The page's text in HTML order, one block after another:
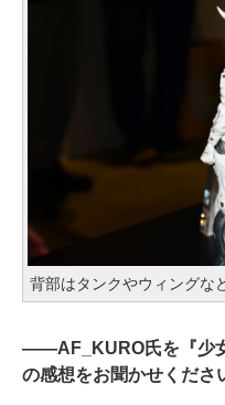
背部はタンクやウィングな
――AF_KURO氏を『少
の感想をお聞かせくださ